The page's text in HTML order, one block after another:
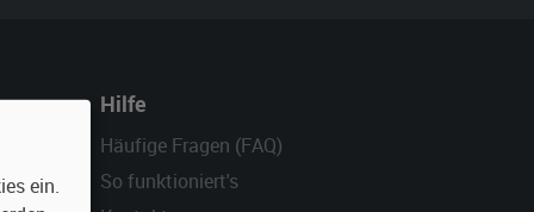
Hilfe
Häufige Fragen (FAQ)
So funktioniert's
ein.